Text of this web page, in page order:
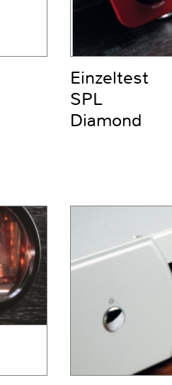
Einzeltest
SPL
Diamond